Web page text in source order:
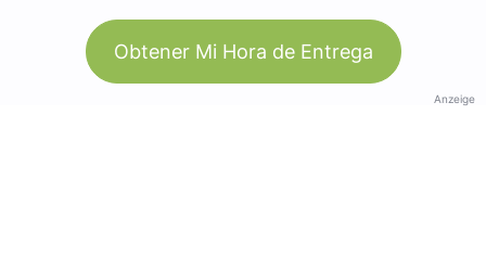
Obtener Mi Hora de Entrega
Anzeige